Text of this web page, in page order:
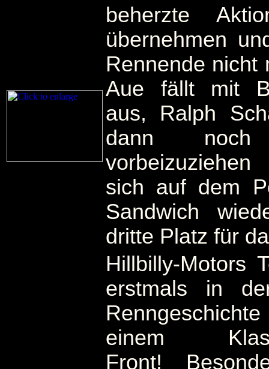
beherzte
übernehmen
Rennende nicht
Aue fällt mit
aus, Ralph
dann
sich auf dem
Sandwich
dritte Platz für
Hillbilly-Motors
erstmals in
einem
Front!